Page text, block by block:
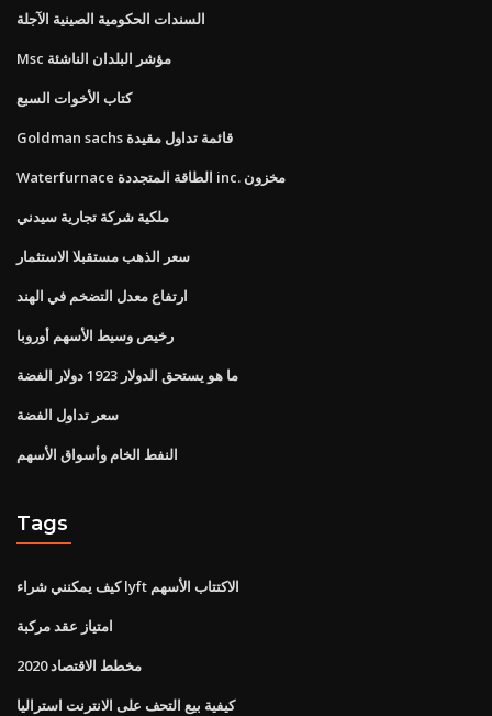
السندات الحكومية الصينية الآجلة
Msc مؤشر البلدان الناشئة
كتاب الأخوات السبع
Goldman sachs قائمة تداول مقيدة
Waterfurnace الطاقة المتجددة inc. مخزون
ملكية شركة تجارية سيدني
سعر الذهب مستقبلا الاستثمار
ارتفاع معدل التضخم في الهند
رخيص وسيط الأسهم أوروبا
ما هو يستحق الدولار 1923 دولار الفضة
سعر تداول الفضة
النفط الخام وأسواق الأسهم
Tags
كيف يمكنني شراء lyft الاكتتاب الأسهم
امتياز عقد مركبة
مخطط الاقتصاد 2020
كيفية بيع التحف على الانترنت استراليا